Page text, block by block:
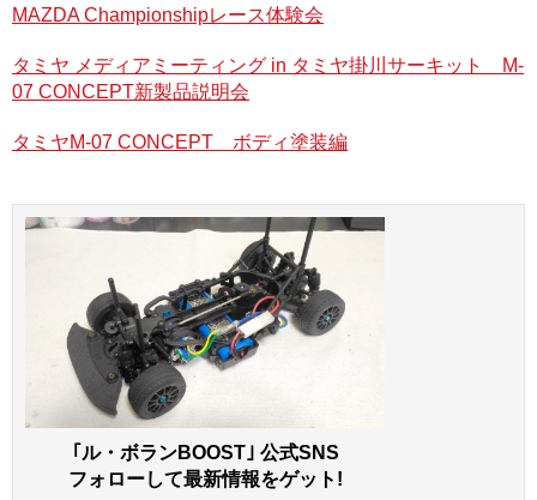
をあらかじめチェック。
ージから、送信機、受信機、ステアリングサーボ、スピー
を受信機の「１」、スピードコントローラーのコードを
「2」のコネクターにそれぞれ差し込み、前もって充電して
おいた走行用バッテリーをスピードコントローラーのコネ
クターに接続する。ステアリングサーボに付いているサー
ボホーンもこのとき取り外しておこう。
正しく接続できていることを確認したら、送信機のスイッ
オンにして、送信機のハンドルを回してみよう。ハンドル
の動きに合わせてステアリングサーボの出力軸が左右に動
MAZDA Championshipレース体験会
タミヤ メディアミーティング in タミヤ掛川サーキット M-
07 CONCEPT新製品説明会
タミヤM-07 CONCEPT ボディ塗装編
｢ル・ボランBOOST｣ 公式SNS
フォローして最新情報をゲット!